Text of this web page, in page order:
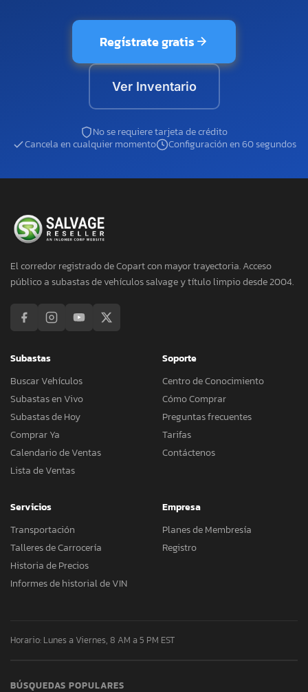
Regístrate gratis
Ver Inventario
No se requiere tarjeta de crédito
Cancela en cualquier momento
Configuración en 60 segundos
El corredor registrado de Copart con mayor trayectoria. Acceso
público a subastas de vehículos salvage y título limpio desde 2004.
Subastas
Buscar Vehículos
Subastas en Vivo
Subastas de Hoy
Comprar Ya
Calendario de Ventas
Lista de Ventas
Soporte
Centro de Conocimiento
Cómo Comprar
Preguntas frecuentes
Tarifas
Contáctenos
Servicios
Transportación
Talleres de Carrocería
Historia de Precios
Informes de historial de VIN
Empresa
Planes de Membresía
Registro
Horario: Lunes a Viernes, 8 AM a 5 PM EST
BÚSQUEDAS POPULARES